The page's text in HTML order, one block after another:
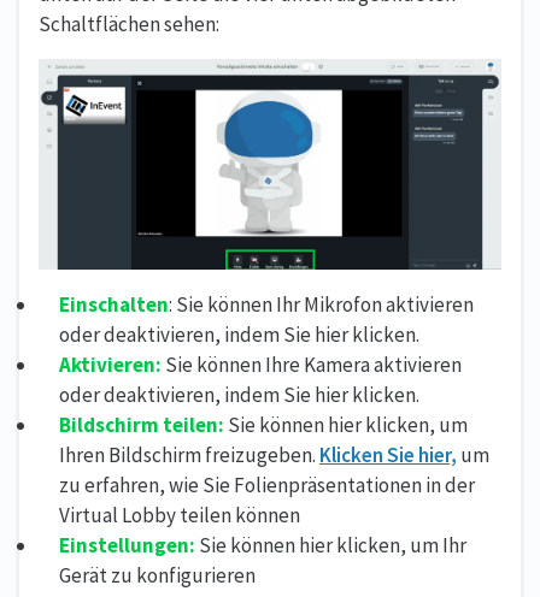
Schaltflächen sehen:
Einschalten: Sie können Ihr Mikrofon aktivieren
oder deaktivieren, indem Sie hier klicken.
Aktivieren: Sie können Ihre Kamera aktivieren
oder deaktivieren, indem Sie hier klicken.
Bildschirm teilen: Sie können hier klicken, um
Ihren Bildschirm freizugeben. Klicken Sie hier, um
zu erfahren, wie Sie Folienpräsentationen in der
Virtual Lobby teilen können
Einstellungen: Sie können hier klicken, um Ihr
Gerät zu konfigurieren